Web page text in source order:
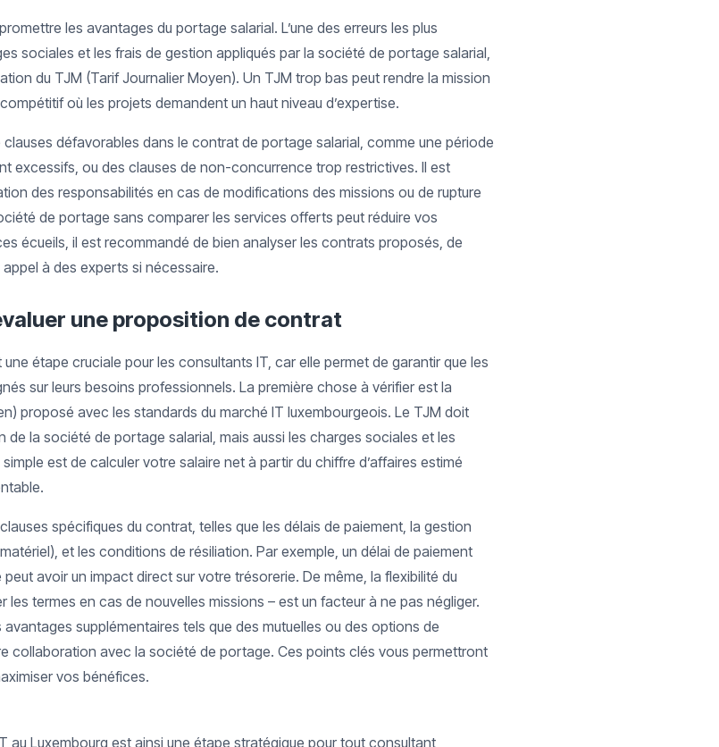
les avantages du portage salarial. L’une des erreurs les plus
sociales et les frais de gestion appliqués par la société de portage salarial,
du TJM (Tarif Journalier Moyen). Un TJM trop bas peut rendre la mission
où les projets demandent un haut niveau d’expertise.
clauses défavorables dans le contrat de portage salarial, comme une période
excessifs, ou des clauses de non-concurrence trop restrictives. Il est
des responsabilités en cas de modifications des missions ou de rupture
de portage sans comparer les services offerts peut réduire vos
écueils, il est recommandé de bien analyser les contrats proposés, de
à des experts si nécessaire.
une proposition de contrat
étape cruciale pour les consultants IT, car elle permet de garantir que les
sur leurs besoins professionnels. La première chose à vérifier est la
proposé avec les standards du marché IT luxembourgeois. Le TJM doit
de la société de portage salarial, mais aussi les charges sociales et les
est de calculer votre salaire net à partir du chiffre d’affaires estimé
spécifiques du contrat, telles que les délais de paiement, la gestion
et les conditions de résiliation. Par exemple, un délai de paiement
avoir un impact direct sur votre trésorerie. De même, la flexibilité du
termes en cas de nouvelles missions – est un facteur à ne pas négliger.
supplémentaires tels que des mutuelles ou des options de
collaboration avec la société de portage. Ces points clés vous permettront
vos bénéfices.
au Luxembourg est ainsi une étape stratégique pour tout consultant